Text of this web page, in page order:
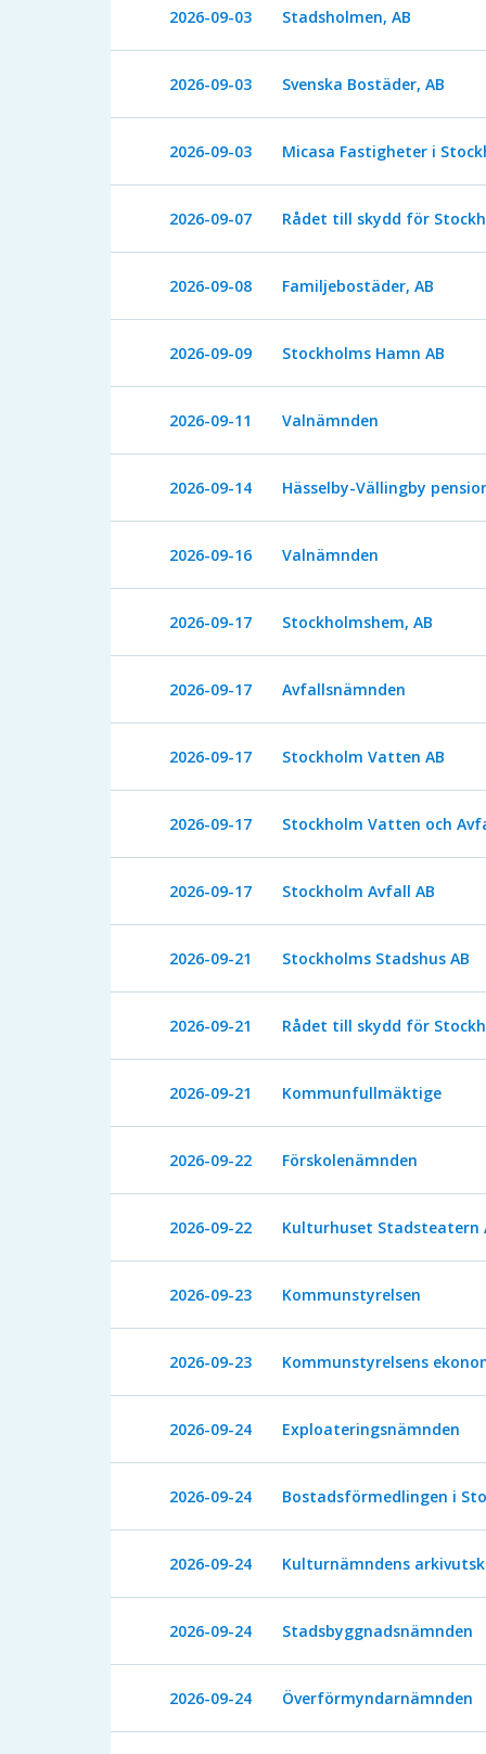
2026-09-03 Stadsholmen, AB
2026-09-03 Svenska Bostäder, AB
2026-09-03 Micasa Fastigheter i
2026-09-07 Rådet till skydd för
2026-09-08 Familjebostäder, AB
2026-09-09 Stockholms Hamn AB
2026-09-11 Valnämnden
2026-09-14 Hässelby-Vällingby
2026-09-16 Valnämnden
2026-09-17 Stockholmshem, AB
2026-09-17 Avfallsnämnden
2026-09-17 Stockholm Vatten AB
2026-09-17 Stockholm Vatten och
2026-09-17 Stockholm Avfall AB
2026-09-21 Stockholms Stadshus AB
2026-09-21 Rådet till skydd för
2026-09-21 Kommunfullmäktige
2026-09-22 Förskolenämnden
2026-09-22 Kulturhuset Stadsteatern
2026-09-23 Kommunstyrelsen
2026-09-23 Kommunstyrelsens
2026-09-24 Exploateringsnämnden
2026-09-24 Bostadsförmedlingen i
2026-09-24 Kulturnämndens
2026-09-24 Stadsbyggnadsnämnden
2026-09-24 Överförmyndarnämnden